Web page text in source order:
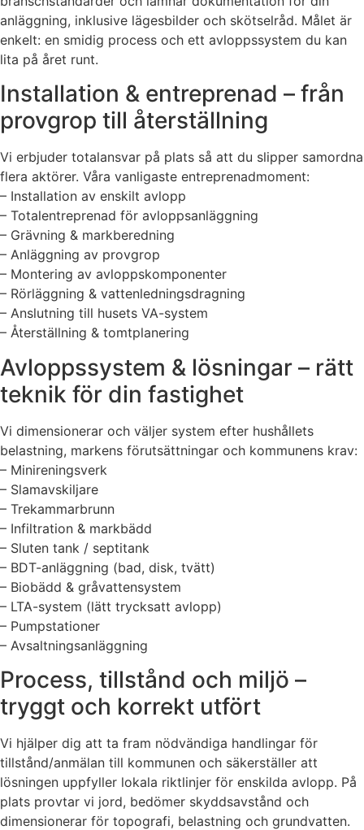
anläggning, inklusive lägesbilder och skötselråd. Målet är
enkelt: en smidig process och ett avloppssystem du kan
lita på året runt.
Installation & entreprenad – från
provgrop till återställning
Vi erbjuder totalansvar på plats så att du slipper samordna
flera aktörer. Våra vanligaste entreprenadmoment:
– Installation av enskilt avlopp
– Totalentreprenad för avloppsanläggning
– Grävning & markberedning
– Anläggning av provgrop
– Montering av avloppskomponenter
– Rörläggning & vattenledningsdragning
– Anslutning till husets VA-system
– Återställning & tomtplanering
Avloppssystem & lösningar – rätt
teknik för din fastighet
Vi dimensionerar och väljer system efter hushållets
belastning, markens förutsättningar och kommunens krav:
– Minireningsverk
– Slamavskiljare
– Trekammarbrunn
– Infiltration & markbädd
– Sluten tank / septitank
– BDT-anläggning (bad, disk, tvätt)
– Biobädd & gråvattensystem
– LTA-system (lätt trycksatt avlopp)
– Pumpstationer
– Avsaltningsanläggning
Process, tillstånd och miljö –
tryggt och korrekt utfört
Vi hjälper dig att ta fram nödvändiga handlingar för
tillstånd/anmälan till kommunen och säkerställer att
lösningen uppfyller lokala riktlinjer för enskilda avlopp. På
plats provtar vi jord, bedömer skyddsavstånd och
dimensionerar för topografi, belastning och grundvatten.